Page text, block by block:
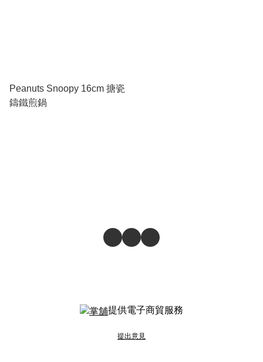
Peanuts Snoopy 16cm 搪瓷
鑄鐵煎鍋
提供電子商貿服務
提出意見